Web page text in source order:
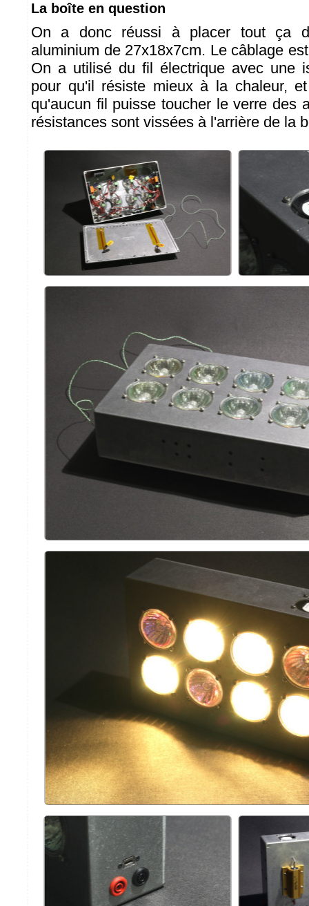
La boîte en question
On a donc réussi à placer tout ça
aluminium de 27x18x7cm. Le câblage
On a utilisé du fil électrique avec une
pour qu'il résiste mieux à la chaleur,
qu'aucun fil puisse toucher le verre des
résistances sont vissées à l'arrière de la